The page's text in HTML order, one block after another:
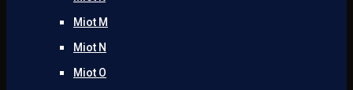
Miot M
Miot N
Miot O